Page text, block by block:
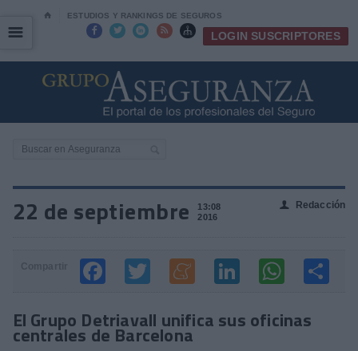
⌂ ESTUDIOS Y RANKINGS DE SEGUROS
     LOGIN SUSCRIPTORES
☰
☰
22 de septiembre
13:08
2016
👤 Redacción
El Grupo Detriavall unifica sus oficinas
centrales de Barcelona